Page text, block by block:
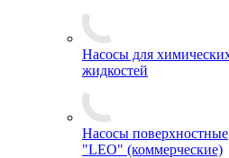
Насосы для
жидкостей
Насосы поверхностные
"LEO" (коммерческие)